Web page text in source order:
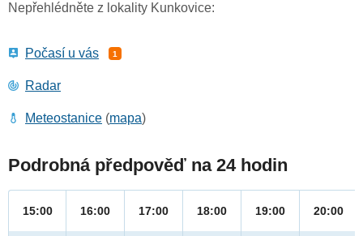
Nepřehlédněte z lokality Kunkovice:
Počasí u vás 1
Radar
Meteostanice (mapa)
Podrobná předpověď na 24 hodin
15:00 16:00 17:00 18:00 19:00 20:00